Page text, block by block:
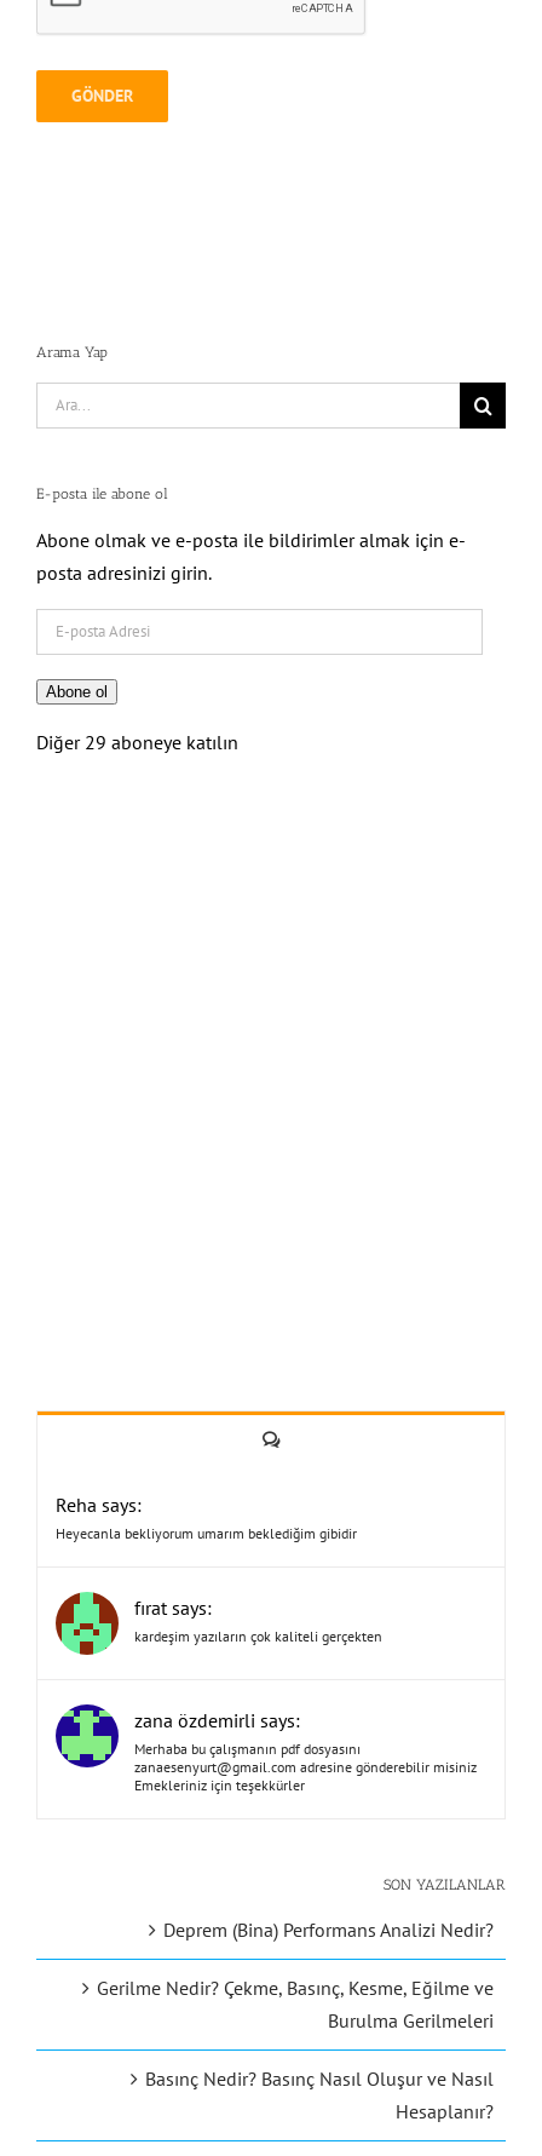
Arama Yap
Search
for:
E-posta ile abone ol
Abone olmak ve e-posta ile bildirimler almak için e-
posta adresinizi girin.
posta
Adresi
Abone ol
Diğer 29 aboneye katılın
Yorum
Reha says:
Heyecanla bekliyorum umarım beklediğim gibidir
fırat says:
kardeşim yazıların çok kaliteli gerçekten
zana özdemirli says:
Merhaba bu çalışmanın pdf dosyasını
zanaesenyurt@gmail.com adresine gönderebilir misiniz
Emekleriniz için teşekkürler
SON YAZILANLAR
Deprem (Bina) Performans Analizi Nedir?
Gerilme Nedir? Çekme, Basınç, Kesme, Eğilme ve
Burulma Gerilmeleri
Basınç Nedir? Basınç Nasıl Oluşur ve Nasıl
Hesaplanır?